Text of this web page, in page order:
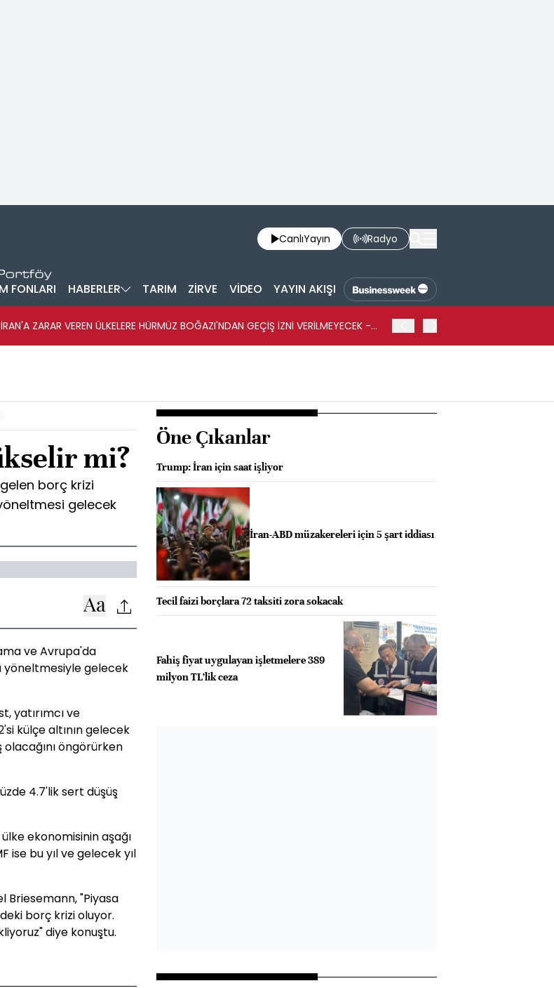
CanlıYayın Radyo
FONLARI HABERLER TARIM ZİRVE VİDEO YAYIN AKIŞI
ZARAR VEREN ÜLKELERE HÜRMÜZ BOĞAZI'NDAN GEÇİŞ İZNİ VERİLMEYECEK -
mi?
borç krizi
gelecek
ve Avrupa'da
yöneltmesiyle gelecek
yatırımcı ve
külçe altının gelecek
öngörürken
4.7'lik sert düşüş
ekonomisinin aşağı
ise bu yıl ve gelecek yıl
"Piyasa
borç krizi oluyor.
diye konuştu.
Öne Çıkanlar
Trump: İran için saat işliyor
İran-ABD müzakereleri için 5 şart iddiası
Tecil faizi borçlara 72 taksiti zora sokacak
Fahiş fiyat uygulayan işletmelere 389
milyon TL’lik ceza